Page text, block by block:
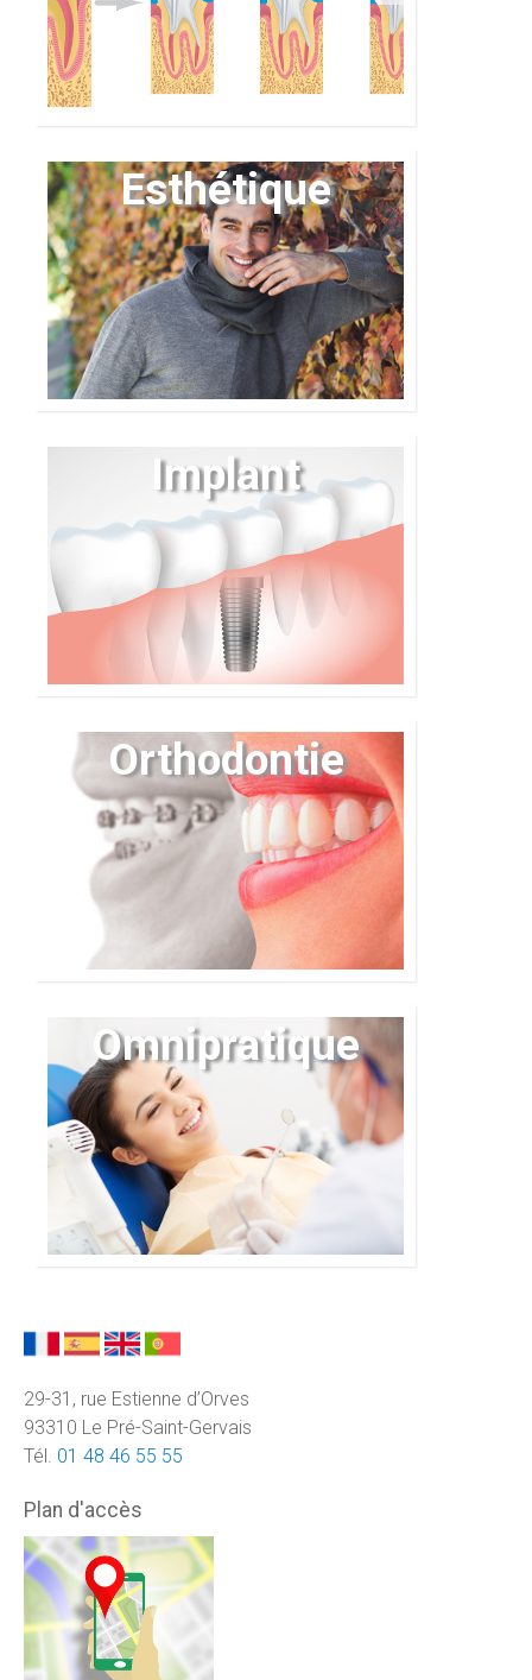
Esthétique
Implant
Orthodontie
Omnipratique
29-31, rue Estienne d’Orves
93310 Le Pré-Saint-Gervais
Tél. 01 48 46 55 55
Plan d'accès